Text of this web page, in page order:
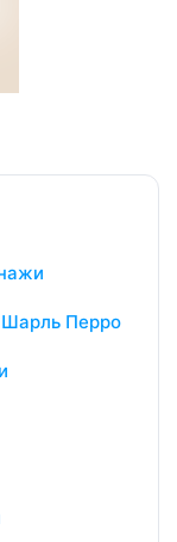
Шарль Перро